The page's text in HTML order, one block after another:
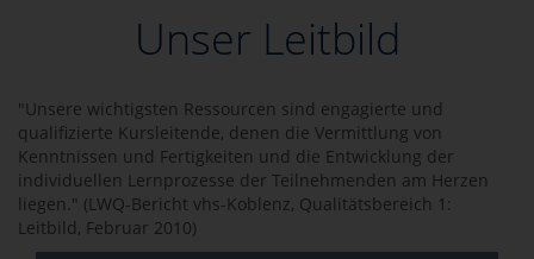
Unser Leitbild
"Unsere wichtigsten Ressourcen sind engagierte und
qualifizierte Kursleitende, denen die Vermittlung von
Kenntnissen und Fertigkeiten und die Entwicklung der
individuellen Lernprozesse der Teilnehmenden am Herzen
liegen." (LWQ-Bericht vhs-Koblenz, Qualitätsbereich 1:
Leitbild, Februar 2010)